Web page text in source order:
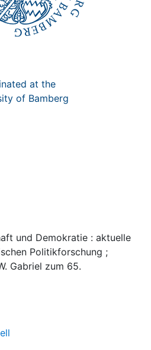
at the
of Bamberg
und Demokratie : aktuelle
Politikforschung ;
Gabriel zum 65.